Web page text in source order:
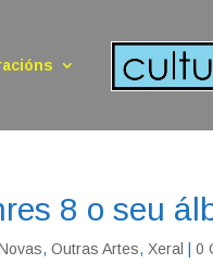
8 o seu
,Outras Artes, Xeral |0